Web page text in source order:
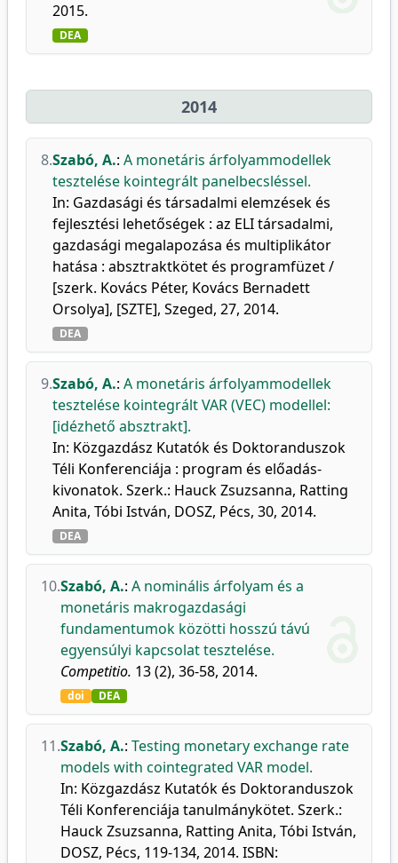
2015.
DEA
2014
8.Szabó, A.: A monetáris árfolyammodellek
tesztelése kointegrált panelbecsléssel.
In: Gazdasági és társadalmi elemzések és
fejlesztési lehetőségek : az ELI társadalmi,
gazdasági megalapozása és multiplikátor
hatása : absztraktkötet és programfüzet /
[szerk. Kovács Péter, Kovács Bernadett
Orsolya], [SZTE], Szeged, 27, 2014.
DEA
9.Szabó, A.: A monetáris árfolyammodellek
tesztelése kointegrált VAR (VEC) modellel:
[idézhető absztrakt].
In: Közgazdász Kutatók és Doktoranduszok
Téli Konferenciája : program és előadás-
kivonatok. Szerk.: Hauck Zsuzsanna, Ratting
Anita, Tóbi István, DOSZ, Pécs, 30, 2014.
DEA
10.Szabó, A.: A nominális árfolyam és a
monetáris makrogazdasági
fundamentumok közötti hosszú távú
egyensúlyi kapcsolat tesztelése.
Competitio. 13 (2), 36-58, 2014.
doi DEA
11.Szabó, A.: Testing monetary exchange rate
models with cointegrated VAR model.
In: Közgazdász Kutatók és Doktoranduszok
Téli Konferenciája tanulmánykötet. Szerk.:
Hauck Zsuzsanna, Ratting Anita, Tóbi István,
DOSZ, Pécs, 119-134, 2014. ISBN: